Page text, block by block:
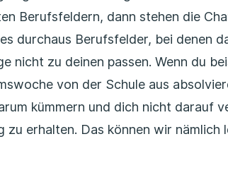
Berufsfeldern, dann stehen die
durchaus Berufsfelder, bei denen
nicht zu deinen passen. Wenn du
von der Schule aus
kümmern und dich nicht darauf
zu erhalten. Das können wir nämlich